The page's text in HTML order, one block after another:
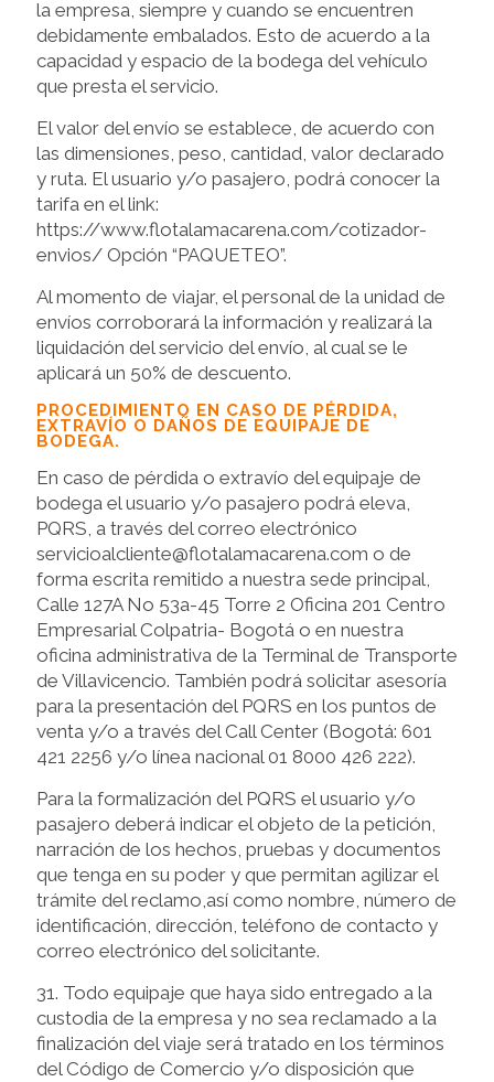
la empresa, siempre y cuando se encuentren
debidamente embalados. Esto de acuerdo a la
capacidad y espacio de la bodega del vehículo
que presta el servicio.
El valor del envío se establece, de acuerdo con
las dimensiones, peso, cantidad, valor declarado
y ruta. El usuario y/o pasajero, podrá conocer la
tarifa en el link:
https://www.flotalamacarena.com/cotizador-
envios/ Opción “PAQUETEO”.
Al momento de viajar, el personal de la unidad de
envíos corroborará la información y realizará la
liquidación del servicio del envío, al cual se le
aplicará un 50% de descuento.
PROCEDIMIENTO EN CASO DE PÉRDIDA,
EXTRAVÍO O DAÑOS DE EQUIPAJE DE
BODEGA.
En caso de pérdida o extravío del equipaje de
bodega el usuario y/o pasajero podrá eleva,
PQRS, a través del correo electrónico
servicioalcliente@flotalamacarena.com o de
forma escrita remitido a nuestra sede principal,
Calle 127A No 53a-45 Torre 2 Oficina 201 Centro
Empresarial Colpatria- Bogotá o en nuestra
oficina administrativa de la Terminal de Transporte
de Villavicencio. También podrá solicitar asesoría
para la presentación del PQRS en los puntos de
venta y/o a través del Call Center (Bogotá: 601
421 2256 y/o línea nacional 01 8000 426 222).
Para la formalización del PQRS el usuario y/o
pasajero deberá indicar el objeto de la petición,
narración de los hechos, pruebas y documentos
que tenga en su poder y que permitan agilizar el
trámite del reclamo,así como nombre, número de
identificación, dirección, teléfono de contacto y
correo electrónico del solicitante.
31. Todo equipaje que haya sido entregado a la
custodia de la empresa y no sea reclamado a la
finalización del viaje será tratado en los términos
del Código de Comercio y/o disposición que